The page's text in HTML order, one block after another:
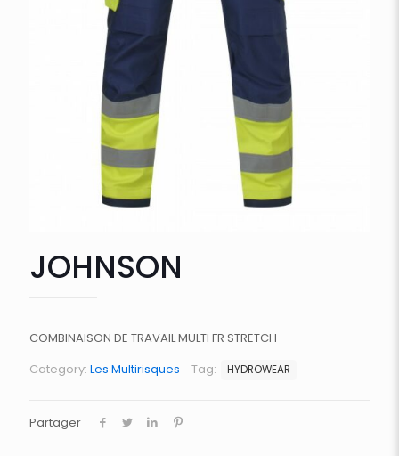
JOHNSON
COMBINAISON DE TRAVAIL MULTI FR STRETCH
Category: Les Multirisques Tag: HYDROWEAR
Partager